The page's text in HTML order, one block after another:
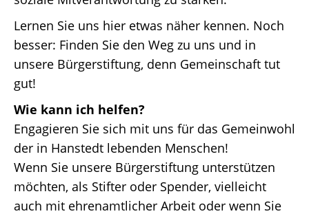
Lernen Sie uns hier etwas näher kennen. Noch
besser: Finden Sie den Weg zu uns und in
unsere Bürgerstiftung, denn Gemeinschaft tut
gut!
Wie kann ich helfen?
Engagieren Sie sich mit uns für das Gemeinwohl
der in Hanstedt lebenden Menschen!
Wenn Sie unsere Bürgerstiftung unterstützen
möchten, als Stifter oder Spender, vielleicht
auch mit ehrenamtlicher Arbeit oder wenn Sie